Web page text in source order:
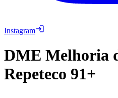
Instagram
DME Melhoria
Repeteco 91+